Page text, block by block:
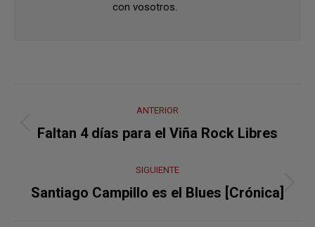
con vosotros.
entre
publicaciones
ANTERIOR
Publicación
Faltan 4 días para el Viña Rock Libres
SIGUIENTE
Publicación
Santiago Campillo es el Blues [Crónica]